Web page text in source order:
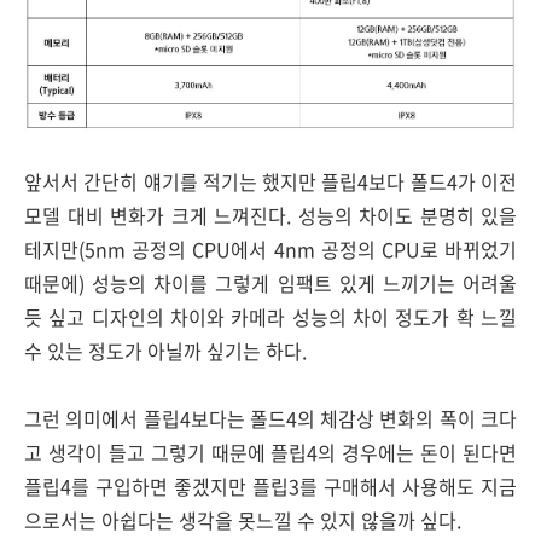
앞서서 간단히 얘기를 적기는 했지만 플립4보다 폴드4가 이전
모델 대비 변화가 크게 느껴진다. 성능의 차이도 분명히 있을
테지만(5nm 공정의 CPU에서 4nm 공정의 CPU로 바뀌었기
때문에) 성능의 차이를 그렇게 임팩트 있게 느끼기는 어려울
듯 싶고 디자인의 차이와 카메라 성능의 차이 정도가 확 느낄
수 있는 정도가 아닐까 싶기는 하다.
그런 의미에서 플립4보다는 폴드4의 체감상 변화의 폭이 크다
고 생각이 들고 그렇기 때문에 플립4의 경우에는 돈이 된다면
플립4를 구입하면 좋겠지만 플립3를 구매해서 사용해도 지금
으로서는 아쉽다는 생각을 못느낄 수 있지 않을까 싶다.